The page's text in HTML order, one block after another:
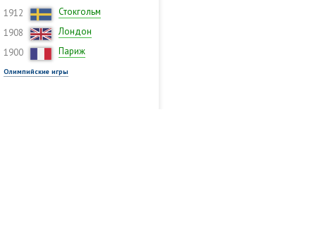
1912
Стокгольм
1908
Лондон
1900
Париж
Олимпийские игры